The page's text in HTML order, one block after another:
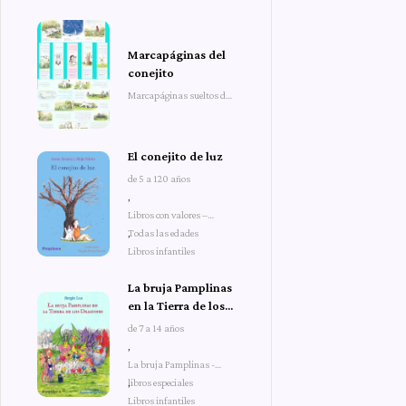
Marcapáginas del
conejito
Marcapáginas sueltos del
El conejito de luz
de 5 a 120 años
,
Libros con valores –
Todas las edades
,
Libros infantiles
La bruja Pamplinas
en la Tierra de los
Dragones
de 7 a 14 años
,
La bruja Pamplinas -
libros especiales
,
Libros infantiles